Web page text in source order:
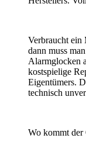
Verbraucht
dann muss
Alarmglocken
kostspielige
Eigentümers.
technisch
Wo kommt der